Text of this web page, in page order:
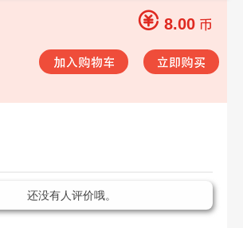
8.00
还没有人评价哦。